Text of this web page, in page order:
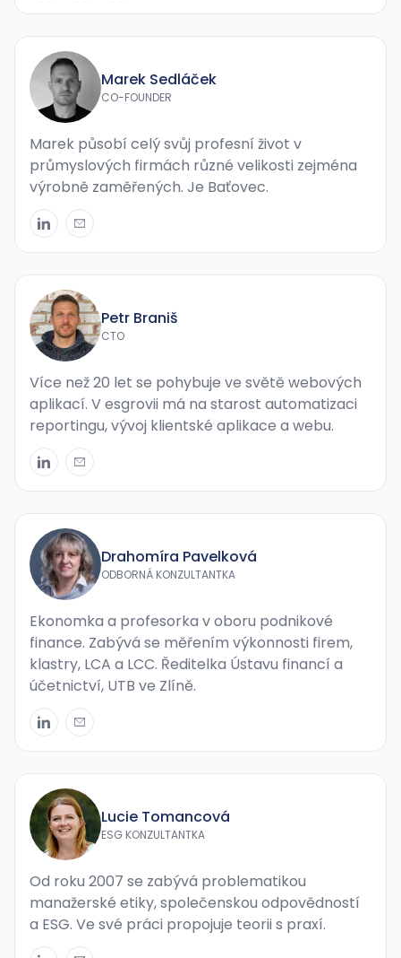
Marek Sedláček
CO-FOUNDER
Marek působí celý svůj profesní život v
průmyslových firmách různé velikosti zejména
výrobně zaměřených. Je Baťovec.
Petr Braniš
CTO
Více než 20 let se pohybuje ve světě webových
aplikací. V esgrovii má na starost automatizaci
reportingu, vývoj klientské aplikace a webu.
Drahomíra Pavelková
ODBORNÁ KONZULTANTKA
Ekonomka a profesorka v oboru podnikové
finance. Zabývá se měřením výkonnosti firem,
klastry, LCA a LCC. Ředitelka Ústavu financí a
účetnictví, UTB ve Zlíně.
Lucie Tomancová
ESG KONZULTANTKA
Od roku 2007 se zabývá problematikou
manažerské etiky, společenskou odpovědností
a ESG. Ve své práci propojuje teorii s praxí.